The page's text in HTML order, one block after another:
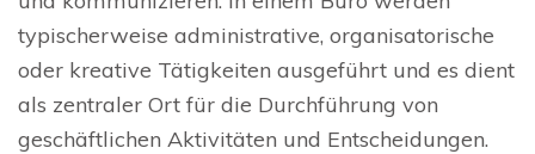
typischerweise administrative, organisatorische
oder kreative Tätigkeiten ausgeführt und es dient
als zentraler Ort für die Durchführung von
geschäftlichen Aktivitäten und Entscheidungen.